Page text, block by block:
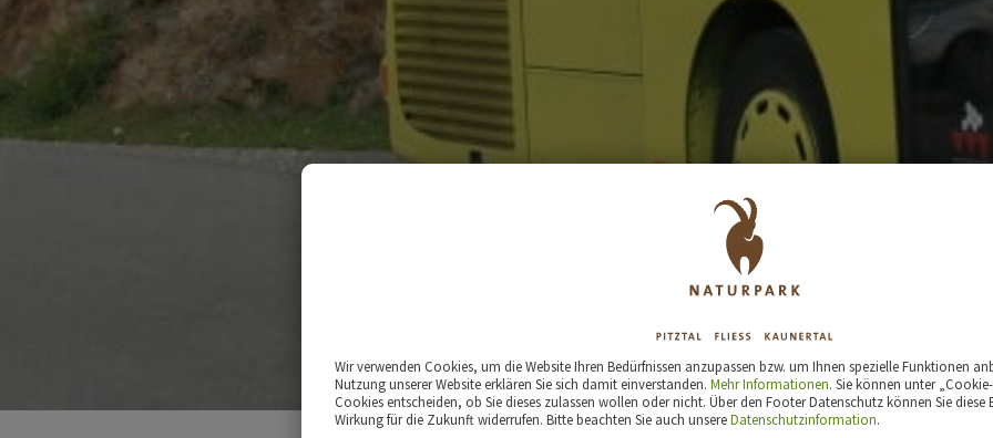
ACCESS -
Wir verwenden Cookies, um die Website Ihren Bedürfnissen anzupassen bzw. um Ihnen spezielle Funktionen
Nutzung unserer Website erklären Sie sich damit einverstanden. Mehr Informationen. Sie können unter
Cookies entscheiden, ob Sie dieses zulassen wollen oder nicht. Über den Footer Datenschutz können Sie
Wirkung für die Zukunft widerrufen. Bitte beachten Sie auch unsereDatenschutzinformation.